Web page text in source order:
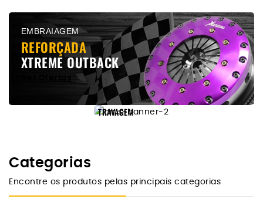
EMBRAIAGEM
REFORÇADA
XTREME OUTBACK
TRAVAGEM
Categorias
Encontre os produtos pelas principais categorias